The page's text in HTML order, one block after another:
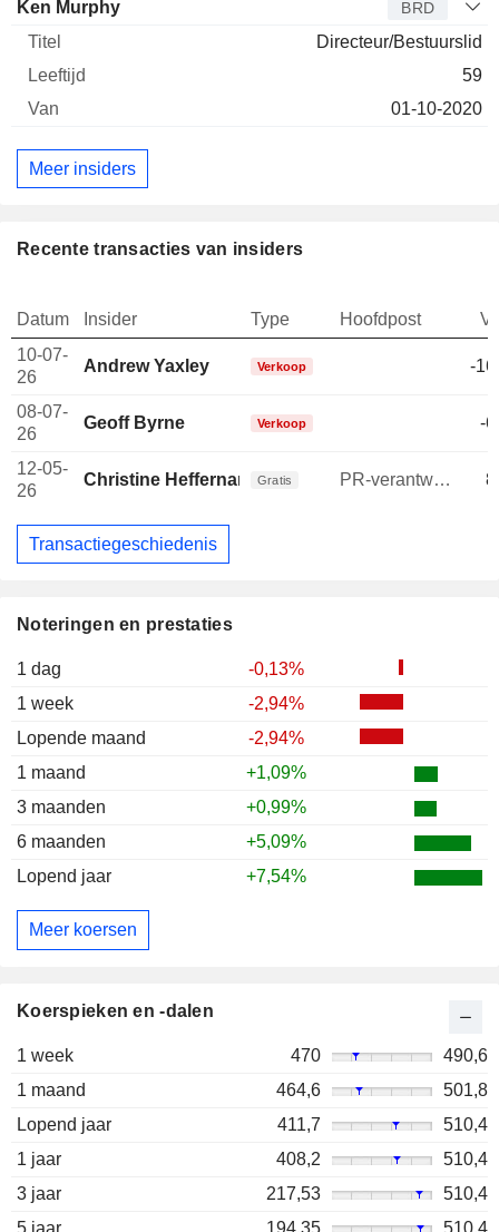
Noteringen en prestaties
1 dag
-0,13%
1 week
-2,94%
Lopende maand
-2,94%
1 maand
+1,09%
3 maanden
+0,99%
6 maanden
+5,09%
Lopend jaar
+7,54%
Meer koersen
Koerspieken en -dalen
1 week 470
490,6
1 maand
464,6
501,8
Lopend jaar
411,7
510,4
1 jaar
408,2
510,4
3 jaar
217,53
510,4
5 jaar
194,35
510,4
Ken Murphy BRD
Directeur/Bestuurslid
59
01-10-2020
Meer insiders
Recente transacties van insiders
Datum Insider Type Hoofdpost
10-07-
26
Andrew Yaxley Verkoop -
08-07-
26
Geoff Byrne Verkoop -
12-05-
26
Christine Heffernan Gratis PR-verantwoordelijke
Transactiegeschiedenis